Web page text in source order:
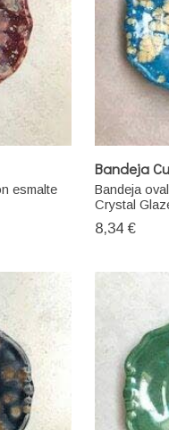
esmalte
Bandeja
Bandeja
Crystal
8,34 €